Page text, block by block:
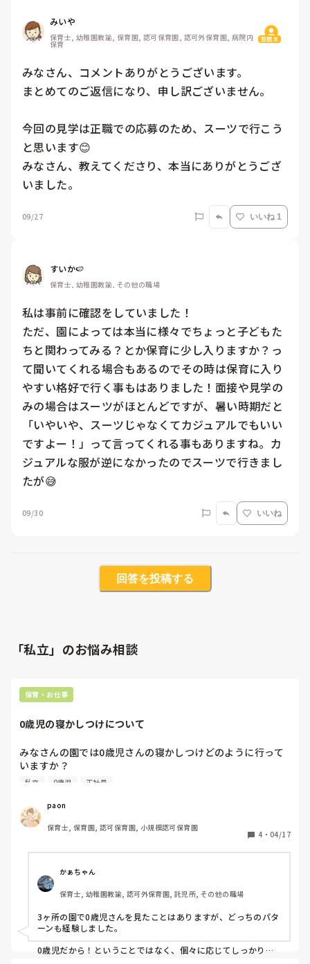
みいや
保育士, 幼稚園教諭, 保育園, 認可保育園, 認可外保育園, 病院内
保育 質問主
みなさん、コメントありがとうございます。
まとめてのご返信になり、申し訳ございません。
今回の見学は正職での応募のため、スーツで行こう
と思います😊
みなさん、教えてくださり、本当にありがとうござ
いました。
09/27 いいね 1
すいか🍉
保育士, 幼稚園教諭, その他の職場
私は事前に確認をしていました！
ただ、園によっては本当に様々でちょっと子どもた
ちと関わってみる？とか保育に少し入りますか？っ
て聞いてくれる場合もあるのでその時は保育に入り
やすい格好で行く事もはありました！面接や見学の
みの場合はスーツがほとんどですが、暑い時期だと
「いやいや、スーツじゃなくてカジュアルでもいい
ですよー！」って言ってくれる事もありますね。カ
ジュアルな服が逆になかったのでスーツで行きまし
たが😅
09/30 いいね
回答を投稿する
「私立」のお悩み相談
保育・お仕事
0歳児の寝かしつけについて
みなさんの園では0歳児さんの寝かしつけどのように行って
いますか？
私が以前正規職員として働いていた園では、抱っこやトント
ただ、今働く小規模園では、ネムリラに乗せて寝かしつけを
しています。その差に初めて見た時、びっくりしましたが、
保育士の手が足りないからなのか(認可園なのでちゃんと配
ですか？
私立 0歳児 正社員
paon
保育士, 保育園, 認可保育園, 小規模認可保育園
4 ・ 04/17
かぁちゃん
保育士, 幼稚園教諭, 認可外保育園, 託児所, その他の職場
3ヶ所の園で0歳児さんを見たことはありますが、どっちのパタ
ーンも経験しました。
0歳児だから！ということではなく、個々に応じてしっかりと